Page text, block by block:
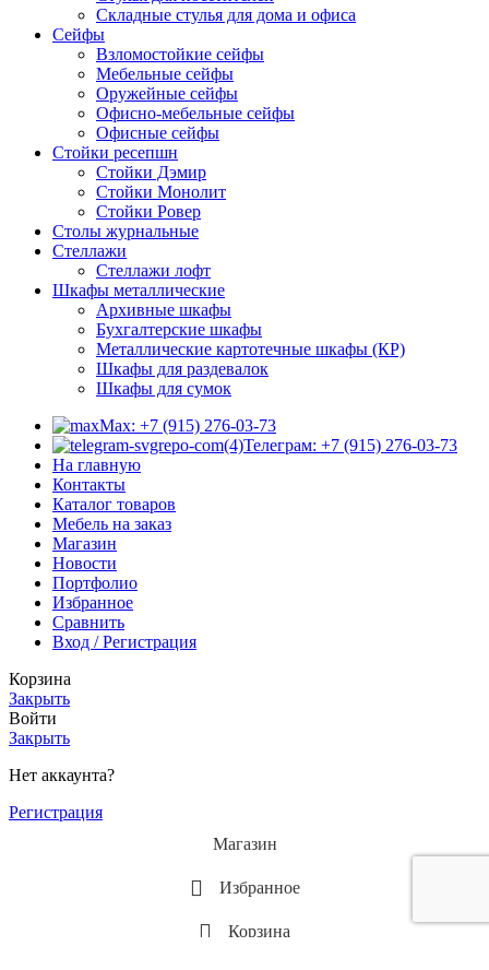
Складные стулья для дома и офиса
Сейфы
Взломостойкие сейфы
Мебельные сейфы
Оружейные сейфы
Офисно-мебельные сейфы
Офисные сейфы
Стойки ресепшн
Стойки Дэмир
Стойки Монолит
Стойки Ровер
Столы журнальные
Стеллажи
Стеллажи лофт
Шкафы металлические
Архивные шкафы
Бухгалтерские шкафы
Металлические картотечные шкафы (КР)
Шкафы для раздевалок
Шкафы для сумок
Max: +7 (915) 276-03-73
Телеграм: +7 (915) 276-03-73
На главную
Контакты
Каталог товаров
Мебель на заказ
Магазин
Новости
Портфолио
Избранное
Сравнить
Вход / Регистрация
Корзина
Закрыть
Войти
Закрыть
Нет аккаунта?
Регистрация
Магазин
Избранное
Корзина